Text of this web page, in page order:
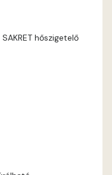
E
hőszigetelő